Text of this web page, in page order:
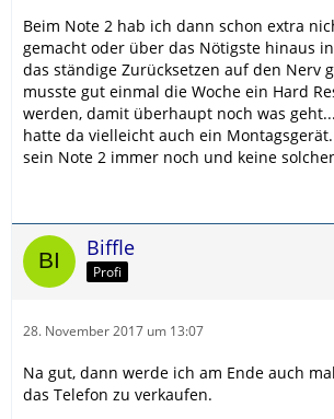
Beim Note 2 hab ich dann schon extra
gemacht oder über das Nötigste hinaus
das ständige Zurücksetzen auf den Nerv
musste gut einmal die Woche ein Hard
werden, damit überhaupt noch was
hatte da vielleicht auch ein
sein Note 2 immer noch und keine
Biffle
Profi
28. November 2017 um 13:07
Na gut, dann werde ich am Ende auch
das Telefon zu verkaufen.